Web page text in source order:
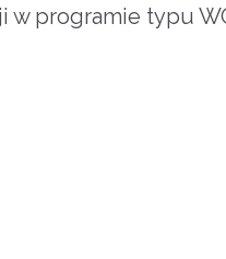
w programie typu